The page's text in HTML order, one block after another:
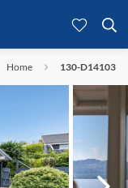
Home 130-D14103